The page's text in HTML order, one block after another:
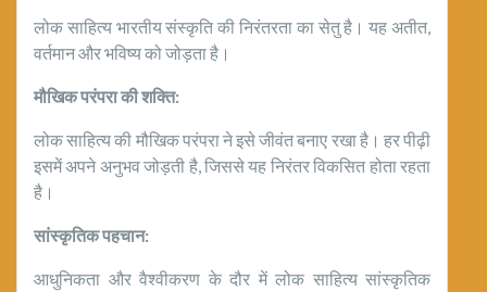
लोक साहित्य भारतीय संस्कृति की निरंतरता का सेतु है। यह अतीत,
वर्तमान और भविष्य को जोड़ता है।
मौखिक परंपरा की शक्ति:
लोक साहित्य की मौखिक परंपरा ने इसे जीवंत बनाए रखा है। हर पीढ़ी
इसमें अपने अनुभव जोड़ती है, जिससे यह निरंतर विकसित होता रहता
है।
सांस्कृतिक पहचान:
आधुनिकता और वैश्वीकरण के दौर में लोक साहित्य सांस्कृतिक